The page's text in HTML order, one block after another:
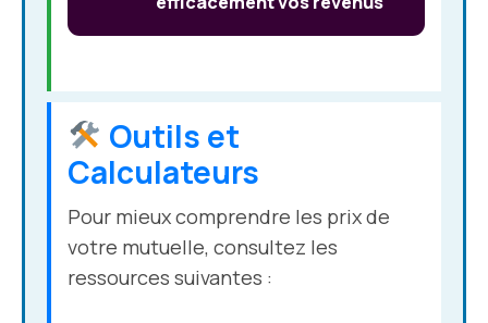
Outils et
Calculateurs
Pour mieux comprendre les prix de
votre mutuelle, consultez les
ressources suivantes :